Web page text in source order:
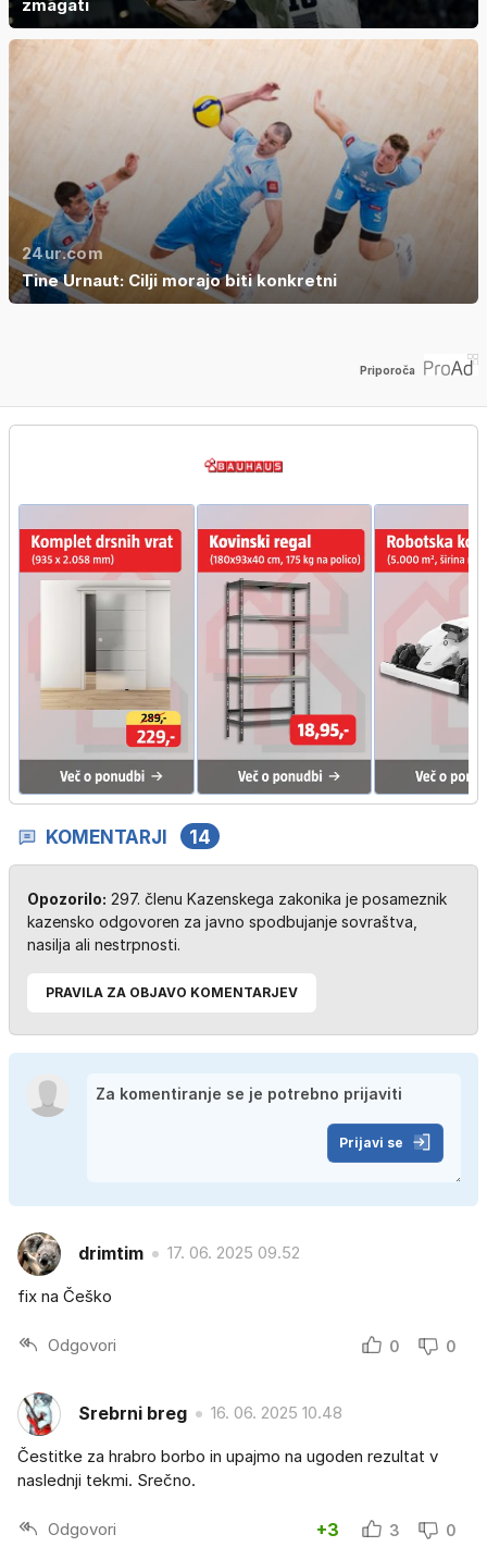
zmagati
24ur.com
Tine Urnaut: Cilji morajo biti konkretni
Priporoča
KOMENTARJI 14
Opozorilo: 297. členu Kazenskega zakonika je posameznik
kazensko odgovoren za javno spodbujanje sovraštva,
nasilja ali nestrpnosti.
PRAVILA ZA OBJAVO KOMENTARJEV
Prijavi se
drimtim 17. 06. 2025 09.52
fix na Češko
Odgovori 0 0
Srebrni breg 16. 06. 2025 10.48
Čestitke za hrabro borbo in upajmo na ugoden rezultat v
naslednji tekmi. Srečno.
Odgovori +3 3 0